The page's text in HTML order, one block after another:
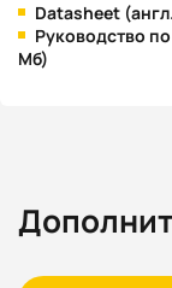
Datasheet
Руководство
Мб)